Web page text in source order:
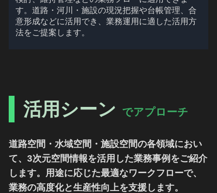
す。道路・河川・施設の現況把握や台帳管理、合
意形成などに活用でき、業務運用に適した活用方
法をご提案します。
活用シーン でアプローチ
道路空間・水域空間・施設空間の各領域におい
て、3次元空間情報を活用した業務事例をご紹介
します。用途に応じた最適なワークフローで、
業務の高度化と生産性向上を支援します。